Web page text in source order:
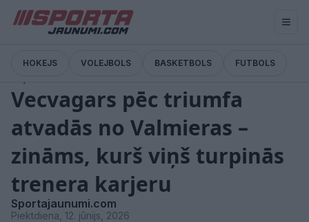
HOKEJS VOLEJBOLS BASKETBOLS FUTBOLS
Vecvagars pēc triumfa
atvadās no Valmieras –
zināms, kurš viņš turpinās
trenera karjeru
Sportajaunumi.com
Piektdiena, 12. jūnijs, 2026